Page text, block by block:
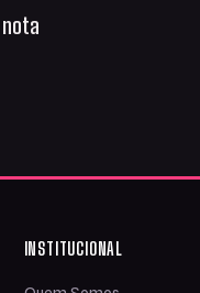
INSTITUCIONAL